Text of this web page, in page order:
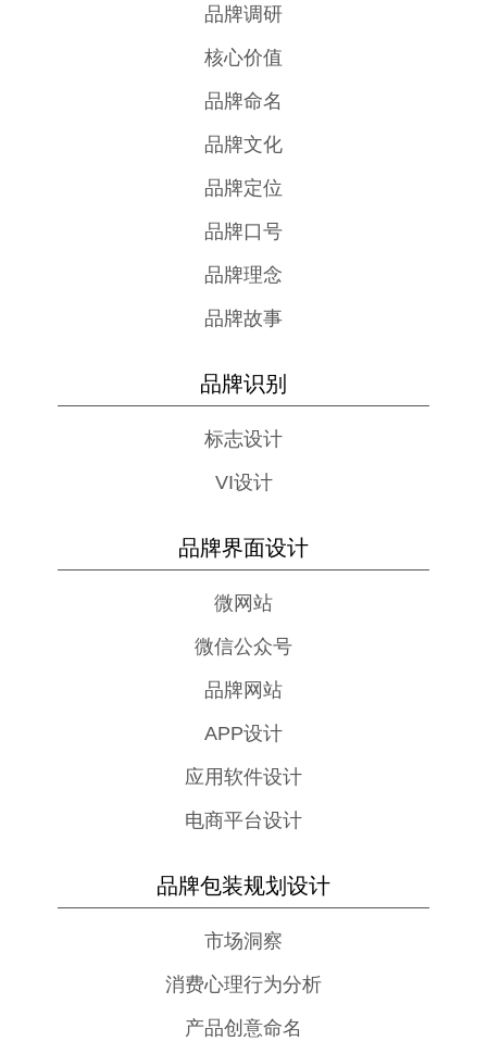
品牌调研
核心价值
品牌命名
品牌文化
品牌定位
品牌口号
品牌理念
品牌故事
品牌识别
标志设计
VI设计
品牌界面设计
微网站
微信公众号
品牌网站
APP设计
应用软件设计
电商平台设计
品牌包装规划设计
市场洞察
消费心理行为分析
产品创意命名